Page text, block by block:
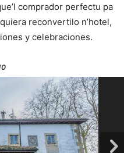
comprador perfectu pa
reconvertilo n’hotel,
y celebraciones.